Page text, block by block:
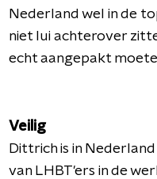
Nederland wel in de
niet lui achterover
echt aangepakt
Veilig
Dittrich is in
van LHBT'ers in de